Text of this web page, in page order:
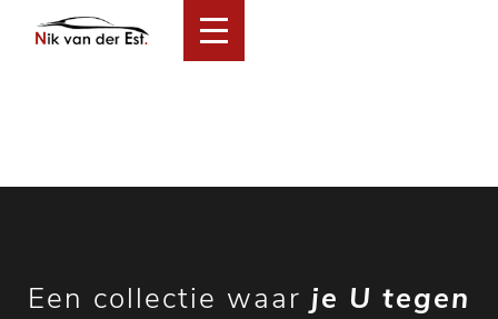
Collectie
Financial Lease Aanbod
Een collectie waar je U tegen